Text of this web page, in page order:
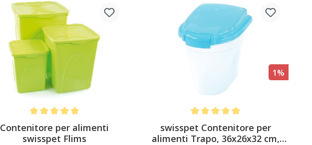
Average rating of 5 out of 5 stars
Contenitore per alimenti
swisspet Flims
1%
Average rating of 5 out of 5 stars
swisspet Contenitore per
alimenti Trapo, 36x26x32 cm,